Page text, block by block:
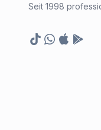
Seit 1998
TikTokWhatsapp
Appstore